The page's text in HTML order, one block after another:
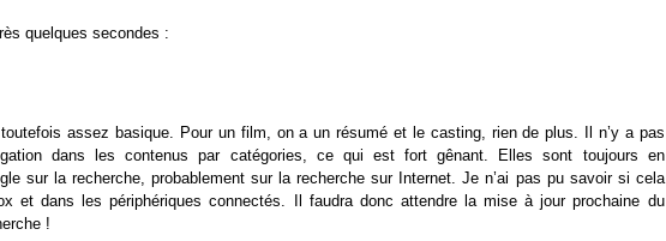
quelques secondes :
assez basique. Pour un film, on a un résumé et le casting, rien de plus. Il n’y a pas
dans les contenus par catégories, ce qui est fort gênant. Elles sont toujours en
sur la recherche, probablement sur la recherche sur Internet. Je n’ai pas pu savoir si cela
et dans les périphériques connectés. Il faudra donc attendre la mise à jour prochaine du
!